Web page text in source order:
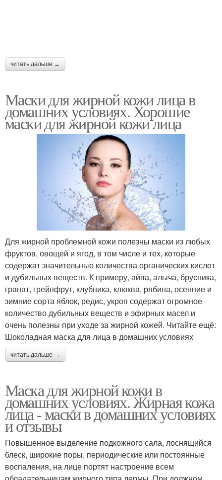
читать дальше →
Маски для жирной кожи лица в
домашних условиях. Хорошие
маски для жирной кожи лица
Для жирной проблемной кожи полезны маски из любых
фруктов, овощей и ягод, в том числе и тех, которые
содержат значительные количества органических кислот
и дубильных веществ. К примеру, айва, алыча, брусника,
гранат, грейпфрут, клубника, клюква, рябина, осенние и
зимние сорта яблок, редис, укроп содержат огромное
количество дубильных веществ и эфирных масел и
очень полезны при уходе за жирной кожей. Читайте ещё:
Шоколадная маска для лица в домашних условиях
читать дальше →
Маска для жирной кожи в
домашних условиях. Жирная кожа
лица - маски в домашних условиях
и отзывы
Повышенное выделение подкожного сала, лоснящийся
блеск, широкие поры, периодические или постоянные
воспаления, на лице портят настроение всем